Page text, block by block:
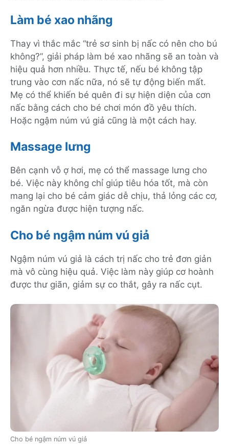
Làm bé xao nhãng
Thay vì thắc mắc “trẻ sơ sinh bị nấc có nên cho bú
không?”, giải pháp làm bé xao nhãng sẽ an toàn và
hiệu quả hơn nhiều. Thực tế, nếu bé không tập
trung vào cơn nấc nữa, nó sẽ tự động biến mất.
Mẹ có thể khiến bé quên đi sự hiện diện của cơn
nấc bằng cách cho bé chơi món đồ yêu thích.
Hoặc ngậm núm vú giả cũng là một cách hay.
Massage lưng
Bên cạnh vỗ ợ hơi, mẹ có thể massage lưng cho
bé. Việc này không chỉ giúp tiêu hóa tốt, mà còn
mang lại cho bé cảm giác dễ chịu, thả lỏng các cơ,
ngăn ngừa được hiện tượng nấc.
Cho bé ngậm núm vú giả
Ngậm núm vú giả là cách trị nấc cho trẻ đơn giản
mà vô cùng hiệu quả. Việc làm này giúp cơ hoành
được thư giãn, giảm sự co thắt, gây ra nấc cụt.
Cho bé ngậm núm vú giả